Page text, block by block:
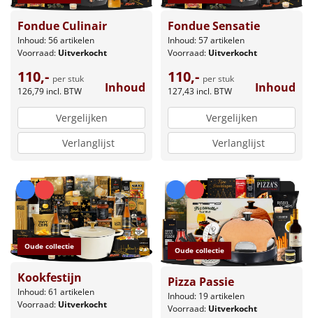
Fondue Culinair
Inhoud: 56 artikelen
Voorraad: Uitverkocht
110,- per stuk
126,79 incl. BTW Inhoud
Vergelijken
Verlanglijst
Fondue Sensatie
Inhoud: 57 artikelen
Voorraad: Uitverkocht
110,- per stuk
127,43 incl. BTW Inhoud
Vergelijken
Verlanglijst
Oude collectie
Kookfestijn
Inhoud: 61 artikelen
Voorraad: Uitverkocht
Oude collectie
Pizza Passie
Inhoud: 19 artikelen
Voorraad: Uitverkocht